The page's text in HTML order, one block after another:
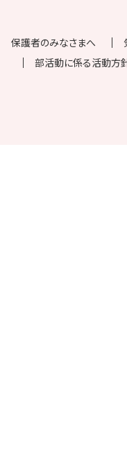
保護者のみなさまへ
部活動に係る活動方